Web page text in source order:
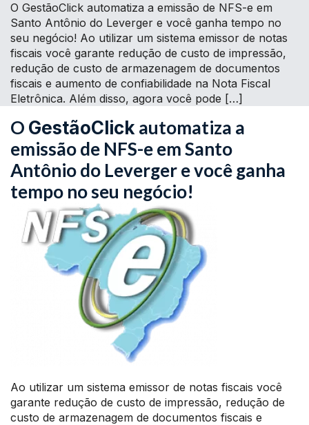
O GestãoClick automatiza a emissão de NFS-e em
Santo Antônio do Leverger e você ganha tempo no
seu negócio! Ao utilizar um sistema emissor de notas
fiscais você garante redução de custo de impressão,
redução de custo de armazenagem de documentos
fiscais e aumento de confiabilidade na Nota Fiscal
Eletrônica. Além disso, agora você pode […]
O GestãoClick automatiza a
emissão de NFS-e em Santo
Antônio do Leverger e você ganha
tempo no seu negócio!
Ao utilizar um sistema emissor de notas fiscais você
garante redução de custo de impressão, redução de
custo de armazenagem de documentos fiscais e